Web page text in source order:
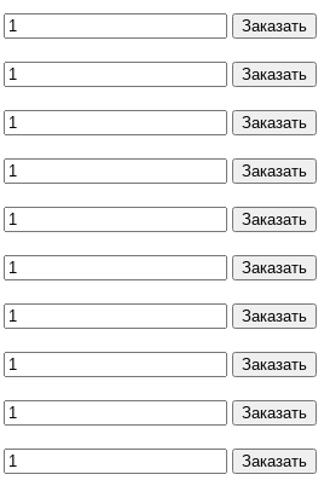
Заказать
Заказать
Заказать
Заказать
Заказать
Заказать
Заказать
Заказать
Заказать
Заказать